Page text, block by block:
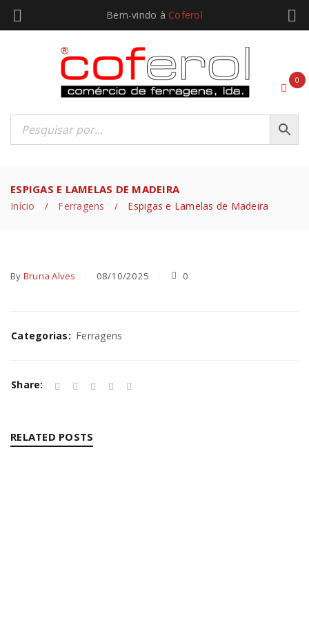
Bem-vindo à Coferol
0
ESPIGAS E LAMELAS DE MADEIRA
Início / Ferragens / Espigas e Lamelas de Madeira
By Bruna Alves 08/10/2025 0
Categorias: Ferragens
Share:
RELATED POSTS